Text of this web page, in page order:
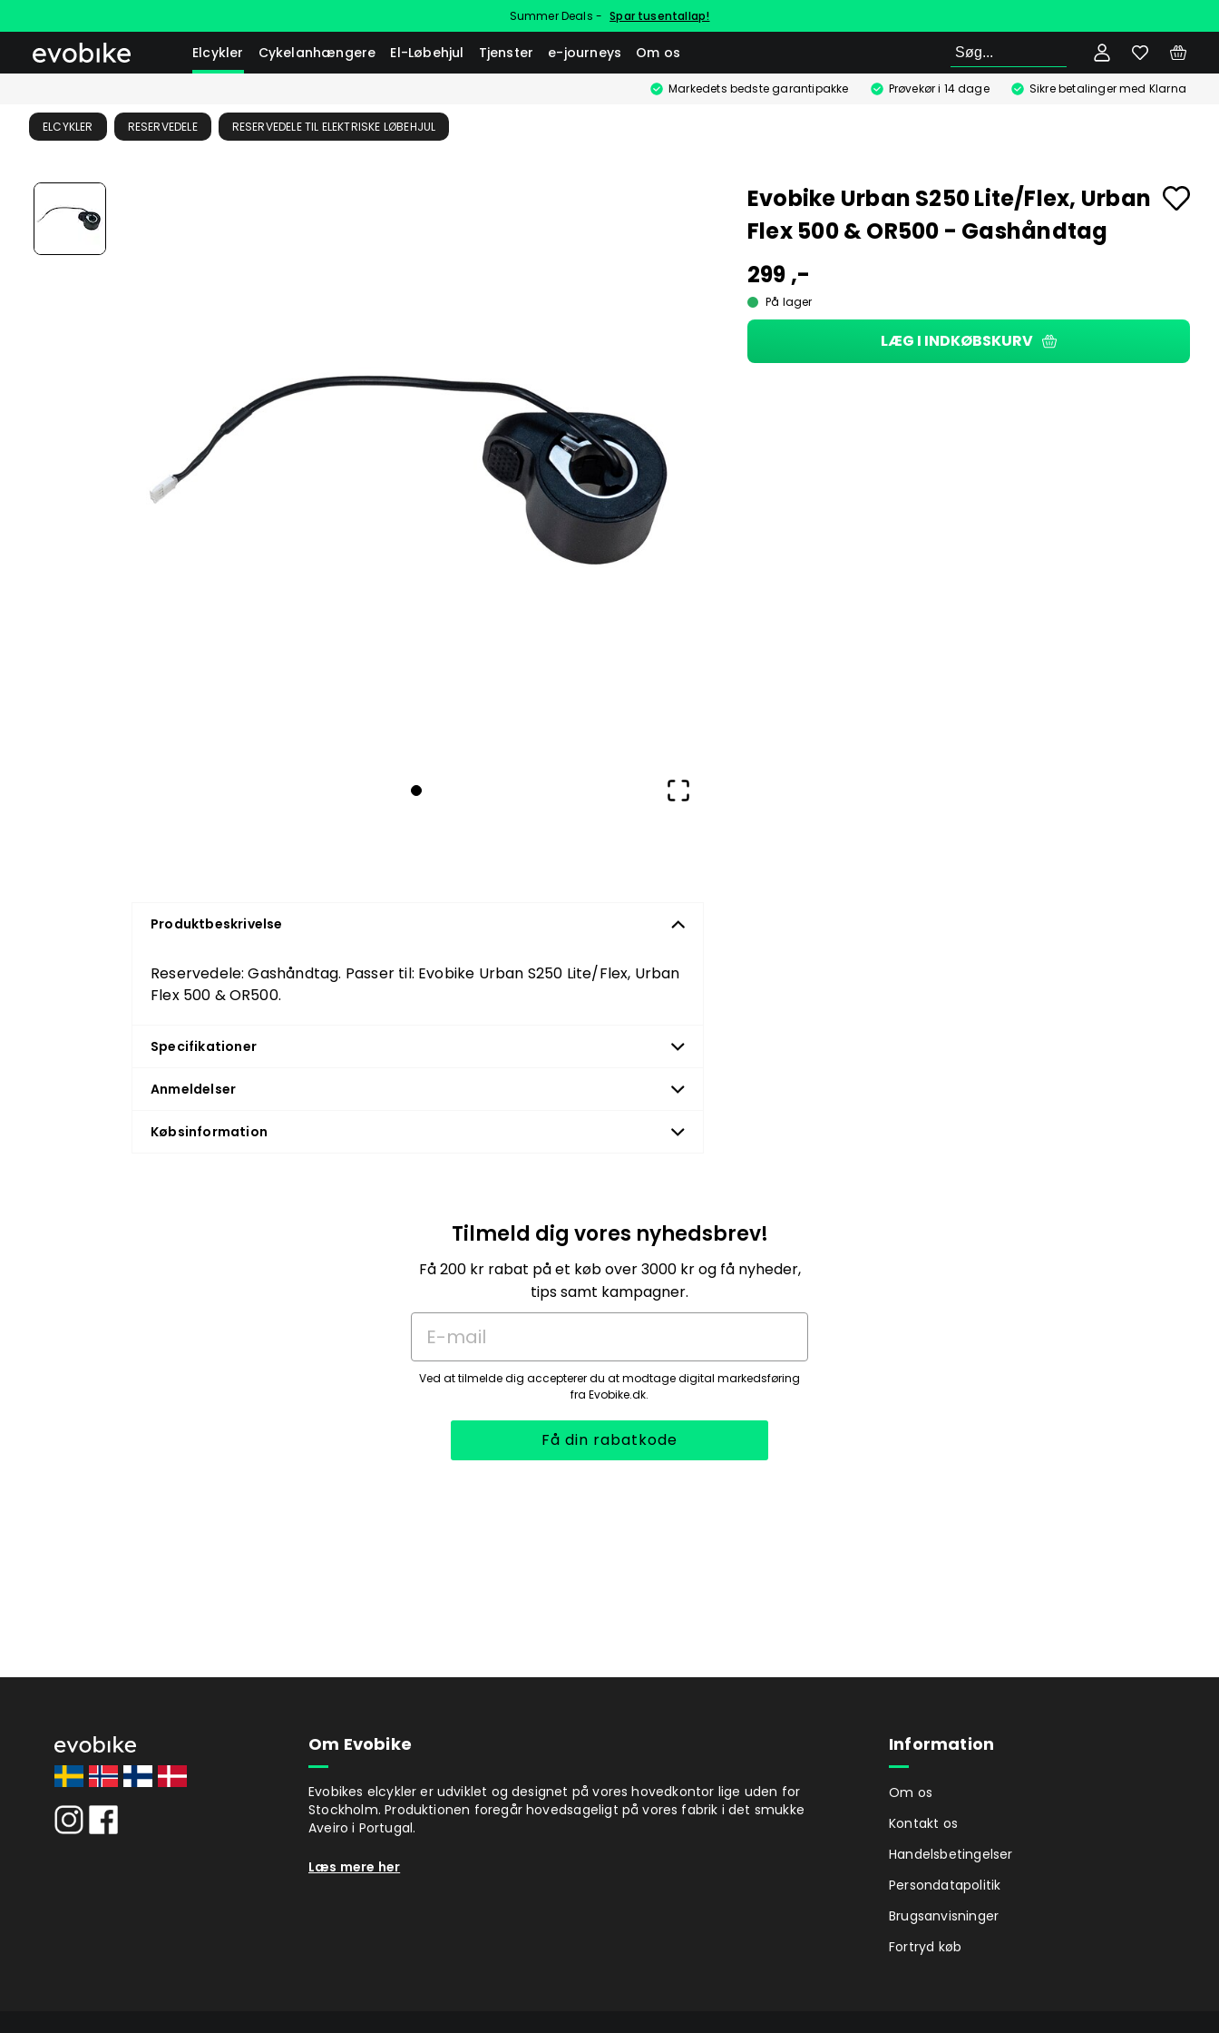
Summer Deals - Spar tusentallap!
Elcykler Cykelanhængere El-Løbehjul Tjenster e-journeys Om os Søg
Markedets bedste garantipakke Prøvekør i 14 dage Sikre betalinger med Klarna
ELCYKLER RESERVEDELE RESERVEDELE TIL ELEKTRISKE LØBEHJUL
Evobike Urban S250 Lite/Flex, Urban
Flex 500 & OR500 - Gashåndtag
299 ,-
På lager
LÆG I INDKØBSKURV
Produktbeskrivelse
Reservedele: Gashåndtag. Passer til: Evobike Urban S250 Lite/Flex, Urban
Flex 500 & OR500.
Specifikationer
Anmeldelser
Købsinformation
Tilmeld dig vores nyhedsbrev!
Få 200 kr rabat på et køb over 3000 kr og få nyheder,
tips samt kampagner.
E-mail
Ved at tilmelde dig accepterer du at modtage digital markedsføring
fra Evobike.dk.
Få din rabatkode
Om Evobike
Evobikes elcykler er udviklet og designet på vores hovedkontor lige uden for
Stockholm. Produktionen foregår hovedsageligt på vores fabrik i det smukke
Aveiro i Portugal.
Læs mere her
Information
Om os
Kontakt os
Handelsbetingelser
Persondatapolitik
Brugsanvisninger
Fortryd køb